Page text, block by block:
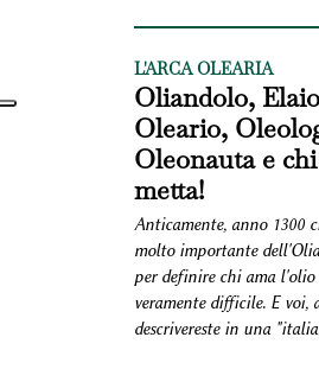
L'ARCA OLEARIA
Oliandolo,
Oleario,
Oleonauta e
metta!
Anticamente, anno 1300
molto importante
per definire chi ama
veramente difficile. E voi,
descrivereste in una